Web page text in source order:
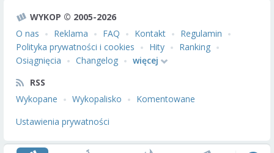
WYKOP © 2005-2026
O nas
Reklama FAQ Kontakt
Regulamin
Polityka prywatności i cookies
Hity
Ranking
Osiągnięcia
Changelog
więcej
RSS
Wykopane
Wykopalisko
Komentowane
Ustawienia prywatności